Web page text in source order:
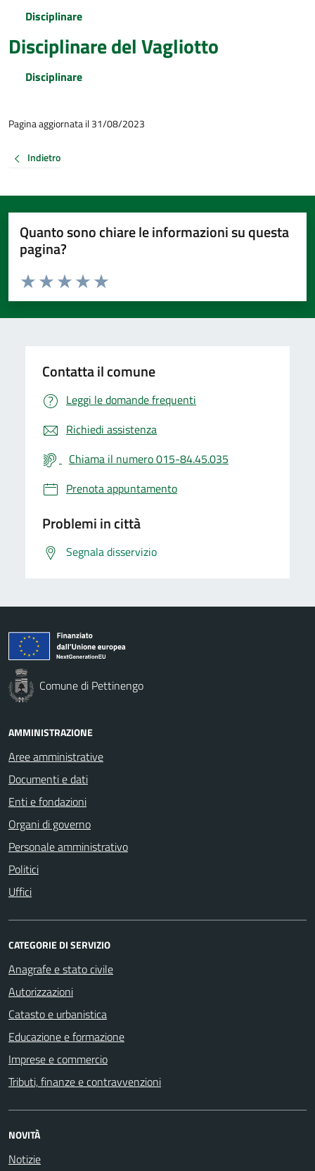
Disciplinare
Disciplinare del Vagliotto
Disciplinare
Pagina aggiornata il 31/08/2023
Indietro
Quanto sono chiare le informazioni su questa
pagina?
Valuta da 1 a 5 stelle la pagina
Valuta 5 stelle su 5
Valuta 4 stelle su 5
Valuta 3 stelle su 5
Valuta 2 stelle su 5
Valuta 1 stelle su 5
Contatta il comune
Leggi le domande frequenti
Richiedi assistenza
Chiama il numero 015-84.45.035
Prenota appuntamento
Problemi in città
Segnala disservizio
Comune di Pettinengo
AMMINISTRAZIONE
Aree amministrative
Documenti e dati
Enti e fondazioni
Organi di governo
Personale amministrativo
Politici
Uffici
CATEGORIE DI SERVIZIO
Anagrafe e stato civile
Autorizzazioni
Catasto e urbanistica
Educazione e formazione
Imprese e commercio
Tributi, finanze e contravvenzioni
NOVITÀ
Notizie